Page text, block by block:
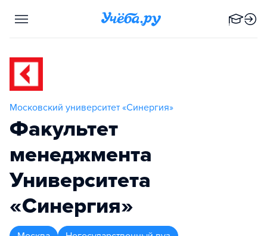
Московский университет «Синергия»
Факультет
менеджмента
Университета
«Синергия»